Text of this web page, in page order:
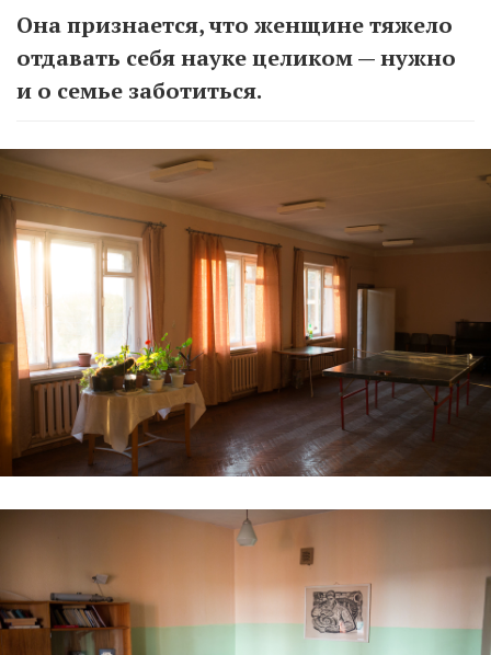
Она признается, что женщине тяжело
отдавать себя науке целиком — нужно
и о семье заботиться.